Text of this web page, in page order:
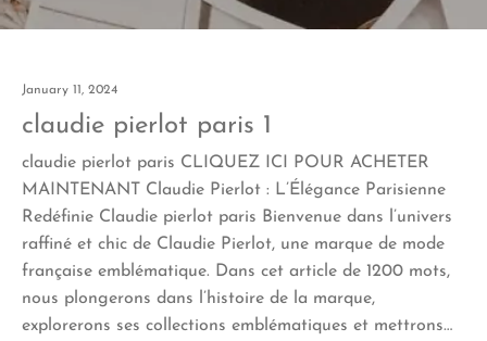
January 11, 2024
claudie pierlot paris 1
claudie pierlot paris CLIQUEZ ICI POUR ACHETER
MAINTENANT Claudie Pierlot : L’Élégance Parisienne
Redéfinie Claudie pierlot paris Bienvenue dans l’univers
raffiné et chic de Claudie Pierlot, une marque de mode
française emblématique. Dans cet article de 1200 mots,
nous plongerons dans l’histoire de la marque,
explorerons ses collections emblématiques et mettrons…